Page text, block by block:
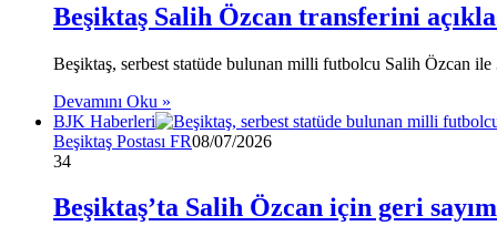
Beşiktaş Salih Özcan transferini
Beşiktaş, serbest statüde bulunan milli futbolcu Salih Özcan ile
Devamını Oku »
BJK Haberleri
Beşiktaş Postası FR08/07/2026
34
Beşiktaş’ta Salih Özcan için geri